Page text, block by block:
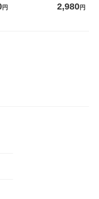
入）
円
し 無洗米 5kg
2,980円